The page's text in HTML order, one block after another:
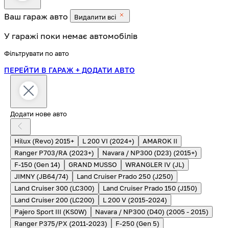
Ваш гараж авто Видалити всі
У гаражі поки немає автомобілів
Фільтрувати по авто
ПЕРЕЙТИ В ГАРАЖ + ДОДАТИ АВТО
Додати нове авто
Hilux (Revo) 2015+ L 200 VI (2024+)
AMAROK II
Ranger P703/RA (2023+)
Navara / NP300 (D23) (2015+)
F-150 (Gen 14)
GRAND MUSSO
WRANGLER IV (JL)
JIMNY (JB64/74)
Land Cruiser Prado 250 (J250)
Land Cruiser 300 (LC300)
Land Cruiser Prado 150 (J150)
Land Cruiser 200 (LC200)
L 200 V (2015-2024)
Pajero Sport III (KS0W)
Navara / NP300 (D40) (2005 - 2015)
Ranger P375/PX (2011-2023)
F-250 (Gen 5)